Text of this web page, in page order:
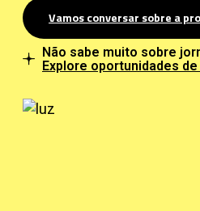
Vamos conversar sobre a
Não sabe muito sobre
Explore oportunidades